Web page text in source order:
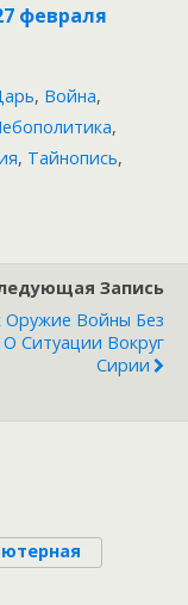
февраля
, Война,
,
, Тайнопись,
Запись
Войны Без
Ситуации Вокруг
Сирии